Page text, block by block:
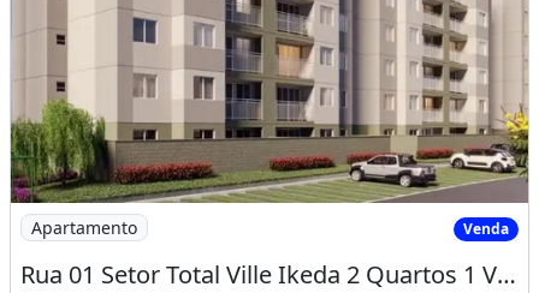
Imagem: Rua 01 Setor Total Ville Ikeda 2 Quartos
Apartamento Venda
Rua 01 Setor Total Ville Ikeda 2 Quartos 1 Vaga 45M² Lazer Completo Ac Fgts